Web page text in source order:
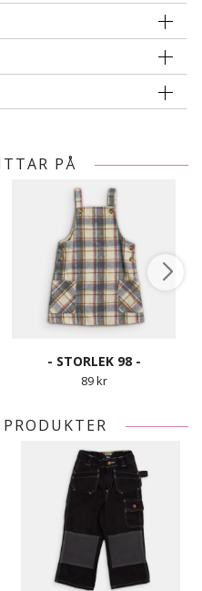
PÅ
- STORLEK 98 -
89 kr